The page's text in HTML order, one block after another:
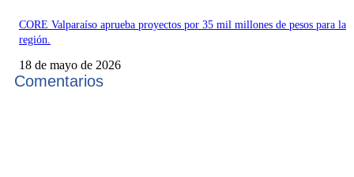
CORE Valparaíso aprueba proyectos por 35 mil millones de pesos para la
región.
18 de mayo de 2026
Comentarios